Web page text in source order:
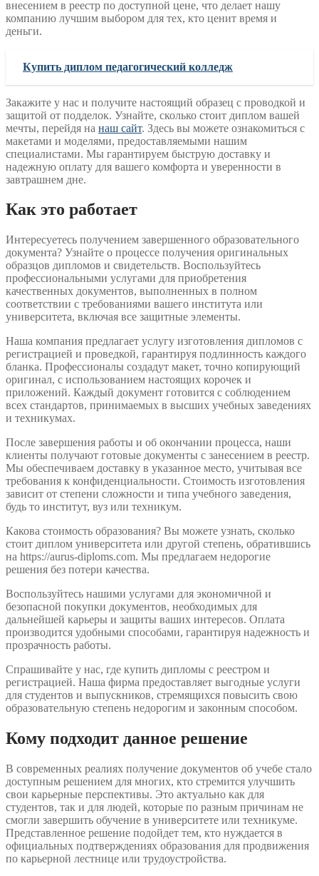
внесением в реестр по доступной цене, что делает нашу
компанию лучшим выбором для тех, кто ценит время и
деньги.
Купить диплом педагогический колледж
Закажите у нас и получите настоящий образец с проводкой и
защитой от подделок. Узнайте, сколько стоит диплом вашей
мечты, перейдя на наш сайт. Здесь вы можете ознакомиться с
макетами и моделями, предоставляемыми нашим
специалистами. Мы гарантируем быструю доставку и
надежную оплату для вашего комфорта и уверенности в
завтрашнем дне.
Как это работает
Интересуетесь получением завершенного образовательного
документа? Узнайте о процессе получения оригинальных
образцов дипломов и свидетельств. Воспользуйтесь
профессиональными услугами для приобретения
качественных документов, выполненных в полном
соответствии с требованиями вашего института или
университета, включая все защитные элементы.
Наша компания предлагает услугу изготовления дипломов с
регистрацией и проведкой, гарантируя подлинность каждого
бланка. Профессионалы создадут макет, точно копирующий
оригинал, с использованием настоящих корочек и
приложений. Каждый документ готовится с соблюдением
всех стандартов, принимаемых в высших учебных заведениях
и техникумах.
После завершения работы и об окончании процесса, наши
клиенты получают готовые документы с занесением в реестр.
Мы обеспечиваем доставку в указанное место, учитывая все
требования к конфиденциальности. Стоимость изготовления
зависит от степени сложности и типа учебного заведения,
будь то институт, вуз или техникум.
Какова стоимость образования? Вы можете узнать, сколько
стоит диплом университета или другой степень, обратившись
на https://aurus-diploms.com. Мы предлагаем недорогие
решения без потери качества.
Воспользуйтесь нашими услугами для экономичной и
безопасной покупки документов, необходимых для
дальнейшей карьеры и защиты ваших интересов. Оплата
производится удобными способами, гарантируя надежность и
прозрачность работы.
Спрашивайте у нас, где купить дипломы с реестром и
регистрацией. Наша фирма предоставляет выгодные услуги
для студентов и выпускников, стремящихся повысить свою
образовательную степень недорогим и законным способом.
Кому подходит данное решение
В современных реалиях получение документов об учебе стало
доступным решением для многих, кто стремится улучшить
свои карьерные перспективы. Это актуально как для
студентов, так и для людей, которые по разным причинам не
смогли завершить обучение в университете или техникуме.
Представленное решение подойдет тем, кто нуждается в
официальных подтверждениях образования для продвижения
по карьерной лестнице или трудоустройства.